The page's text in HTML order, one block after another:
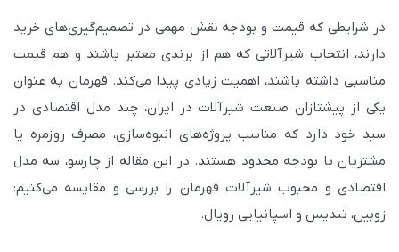
در شرایطی که قیمت و بودجه نقش مهمی در تصمیم‌گیری‌های خرید
دارند، انتخاب شیرآلاتی که هم از برندی معتبر باشند و هم قیمت
مناسبی داشته باشند، اهمیت زیادی پیدا می‌کند. قهرمان به عنوان
یکی از پیشتازان صنعت شیرآلات در ایران، چند مدل اقتصادی در
سبد خود دارد که مناسب پروژه‌های انبوه‌سازی، مصرف روزمره یا
مشتریان با بودجه محدود هستند. در این مقاله از چارسو، سه مدل
اقتصادی و محبوب شیرآلات قهرمان را بررسی و مقایسه می‌کنیم:
زوبین، تندیس و اسپانیایی رویال.